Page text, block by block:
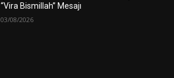
“Vira Bismillah” Mesajı
03/08/2026